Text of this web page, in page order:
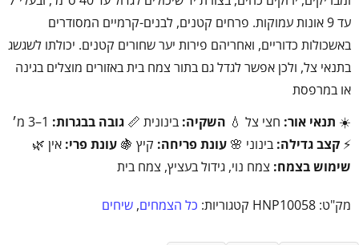
עד 9 אונות עמוקות. פרחים קטנים, לבנים-קרמיים המסודרים
באשכולות כדוריים, ואחריהם פירות יער שחורים קטנים. יכולתו לשגשג
בתנאי צל, ולכן אפשר לגדל גם בתור צמח בית באזורים מוצלים בגינה
או במרפסת
☀️ תנאי אור: חצי צל 💧 השקיה: בינונית 📏 גובה בבגרות:
1–3 מ׳
⚡ קצב גדילה: בינוני 🌸 עונת פריחה: קיץ 🍇 עונת פרי: אין 🌿
שימוש בצמח: צמח נוי, גידול בעציץ, צמח בית
מק"ט: HNP10058 קטגוריות: כל הצמחים, שיחים